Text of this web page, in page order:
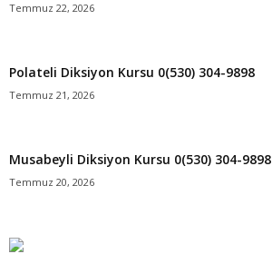
Temmuz 22, 2026
Polateli Diksiyon Kursu 0(530) 304-9898
Temmuz 21, 2026
Musabeyli Diksiyon Kursu 0(530) 304-9898
Temmuz 20, 2026